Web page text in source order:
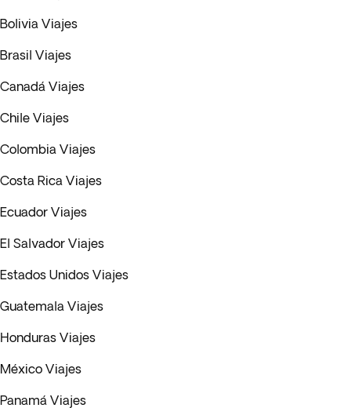
Bolivia Viajes
Brasil Viajes
Canadá Viajes
Chile Viajes
Colombia Viajes
Costa Rica Viajes
Ecuador Viajes
El Salvador Viajes
Estados Unidos Viajes
Guatemala Viajes
Honduras Viajes
México Viajes
Panamá Viajes